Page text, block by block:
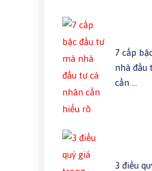
7 cấp
nhà đầu
cần …
3 điều